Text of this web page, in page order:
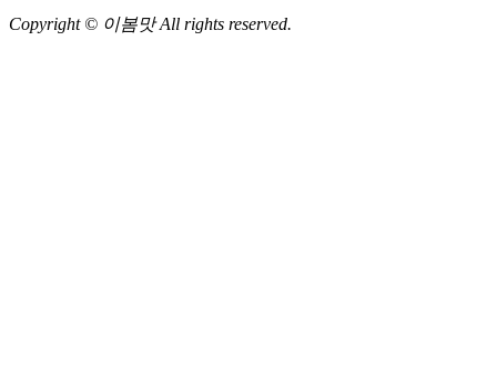
Copyright © 이봄맛 All rights reserved.